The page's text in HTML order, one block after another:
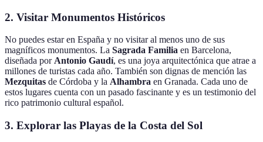
2. Visitar Monumentos Históricos
No puedes estar en España y no visitar al menos uno de sus
magníficos monumentos. La Sagrada Familia en Barcelona,
diseñada por Antonio Gaudí, es una joya arquitectónica que atrae a
millones de turistas cada año. También son dignas de mención las
Mezquitas de Córdoba y la Alhambra en Granada. Cada uno de
estos lugares cuenta con un pasado fascinante y es un testimonio del
rico patrimonio cultural español.
3. Explorar las Playas de la Costa del Sol